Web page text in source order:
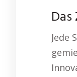
Jede